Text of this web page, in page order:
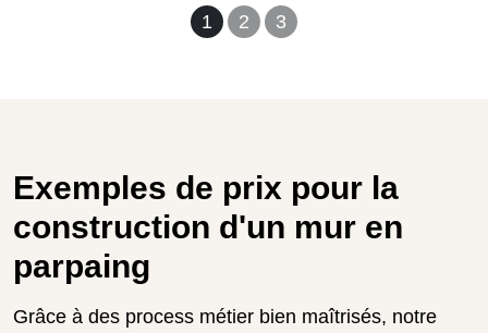
1 2 3
Exemples de prix pour la
construction d'un mur en
parpaing
Grâce à des process métier bien maîtrisés, notre